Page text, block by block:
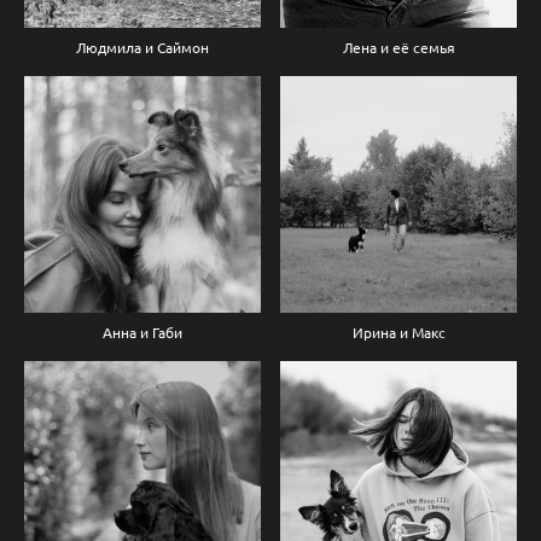
Людмила и Саймон Лена и её семья
Анна и Габи Ирина и Макс